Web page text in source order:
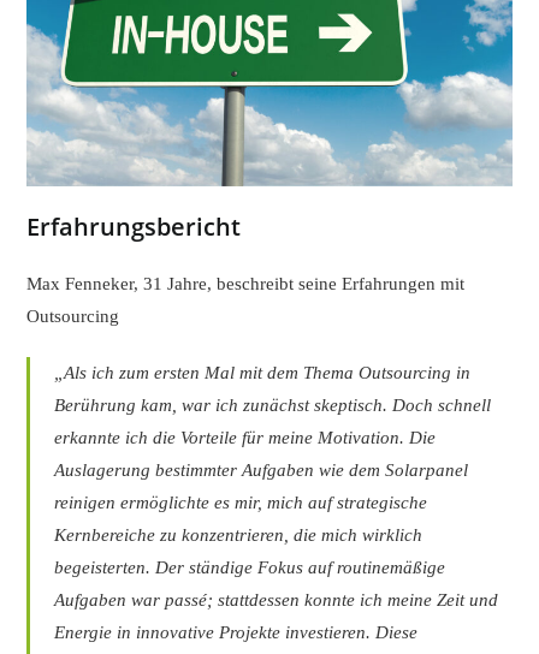
Erfahrungsbericht
Max Fenneker, 31 Jahre, beschreibt seine Erfahrungen mit
Outsourcing
„Als ich zum ersten Mal mit dem Thema Outsourcing in
Berührung kam, war ich zunächst skeptisch. Doch schnell
erkannte ich die Vorteile für meine Motivation. Die
Auslagerung bestimmter Aufgaben wie dem Solarpanel
reinigen ermöglichte es mir, mich auf strategische
Kernbereiche zu konzentrieren, die mich wirklich
begeisterten. Der ständige Fokus auf routinemäßige
Aufgaben war passé; stattdessen konnte ich meine Zeit und
Energie in innovative Projekte investieren. Diese